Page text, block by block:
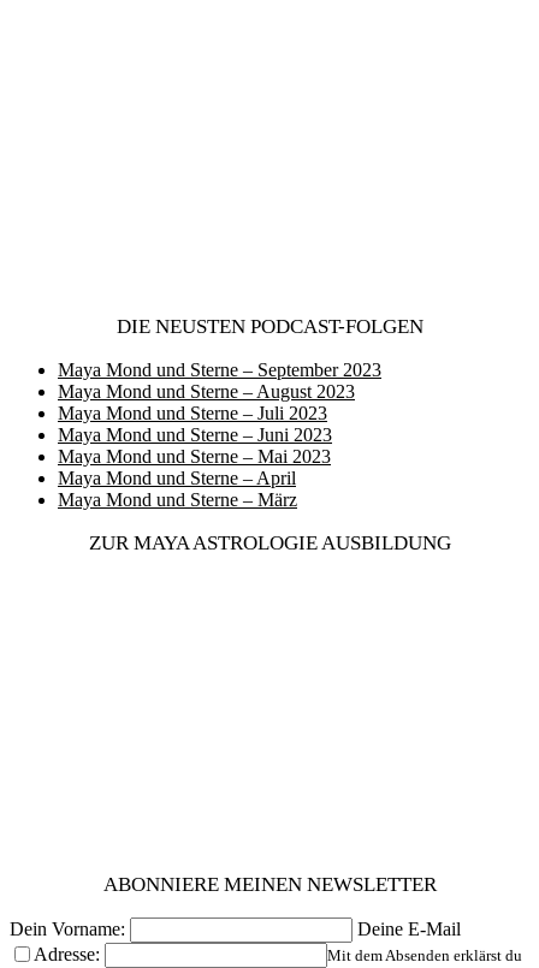
DIE NEUSTEN PODCAST-FOLGEN
Maya Mond und Sterne – September 2023
Maya Mond und Sterne – August 2023
Maya Mond und Sterne – Juli 2023
Maya Mond und Sterne – Juni 2023
Maya Mond und Sterne – Mai 2023
Maya Mond und Sterne – April
Maya Mond und Sterne – März
ZUR MAYA ASTROLOGIE AUSBILDUNG
ABONNIERE MEINEN NEWSLETTER
Dein Vorname:
Deine E-Mail
Adresse:
Mit dem Absenden erklärst du